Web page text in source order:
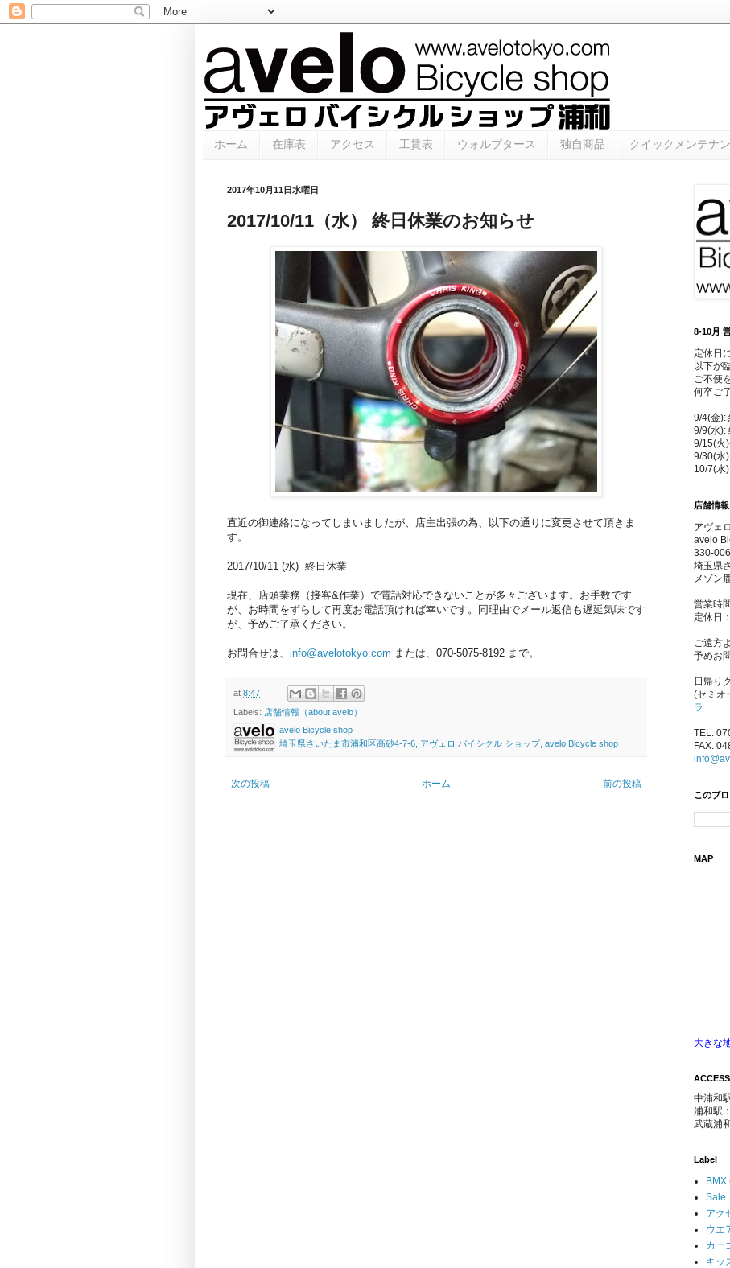
ホーム 在庫表 アクセス 工賃表 ウォルプタース 独自商品 クイックメンテナ
2017年10月11日水曜日
2017/10/11（水） 終日休業のお知らせ
直近の御連絡になってしまいましたが、店主出張の為、以下の通りに変更させて頂きま
す。
2017/10/11 (水) 終日休業
現在、店頭業務（接客&作業）で電話対応できないことが多々ございます。お手数です
が、お時間をずらして再度お電話頂ければ幸いです。同理由でメール返信も遅延気味です
が、予めご了承ください。
お問合せは、 info@avelotokyo.com または、070-5075-8192 まで。
at 8:47
Labels: 店舗情報（about avelo）
avelo Bicycle shop
埼玉県さいたま市浦和区高砂4-7-6, アヴェロ バイシクル ショップ, avelo Bicycle shop
次の投稿 前の投稿
ホーム
8-10月
定休日
以下が
ご不便
何卒ご
9/4(金):
9/9(水):
9/15(火
9/30(水
10/7(水
店舗情報
アヴェ
avelo
330-
埼玉県
メゾン
営業時
定休日
ご遠方
予めお
日帰り
(セミオ
ラ
TEL.
FAX.
このブ
MAP
大きな
ACCESS
中浦和
浦和駅
武蔵浦
Label
BMX
Sale
アク
ウエ
カー
キッ